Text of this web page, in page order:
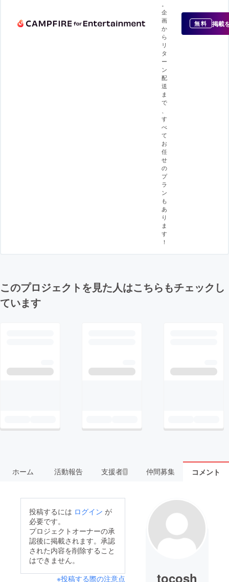
企
画
か
ら
リ
タ
ー
ン
配
送
ま
で
す
べ
て
お
任
せ
の
プ
ラ
ン
も
あ
り
ま
す
！
無料 掲載
このプロジェクトを見た人はこちらもチェックし
ています
ホーム 活動報告 支援者 1 仲間募集 コメント
投稿するには ログイン が
必要です。
プロジェクトオーナーの承
認後に掲載されます。承認
された内容を削除すること
はできません。
※投稿する際の注意点
tocosh